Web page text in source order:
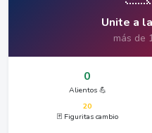
Unite a
más de
0
Alientos 💪
20
🃏 Figuritas cambio